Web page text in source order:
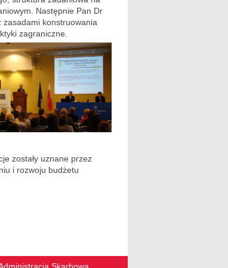
Następnie Pan Dr
zasadami konstruowania
zagraniczne.
zostały uznane przez
i rozwoju budżetu
Skarbowa